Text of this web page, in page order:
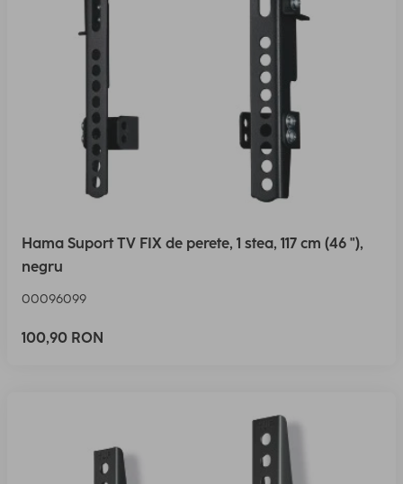
Hama Suport TV FIX de perete, 1 stea, 117 cm (46 "),
negru
00096099
100,90 RON